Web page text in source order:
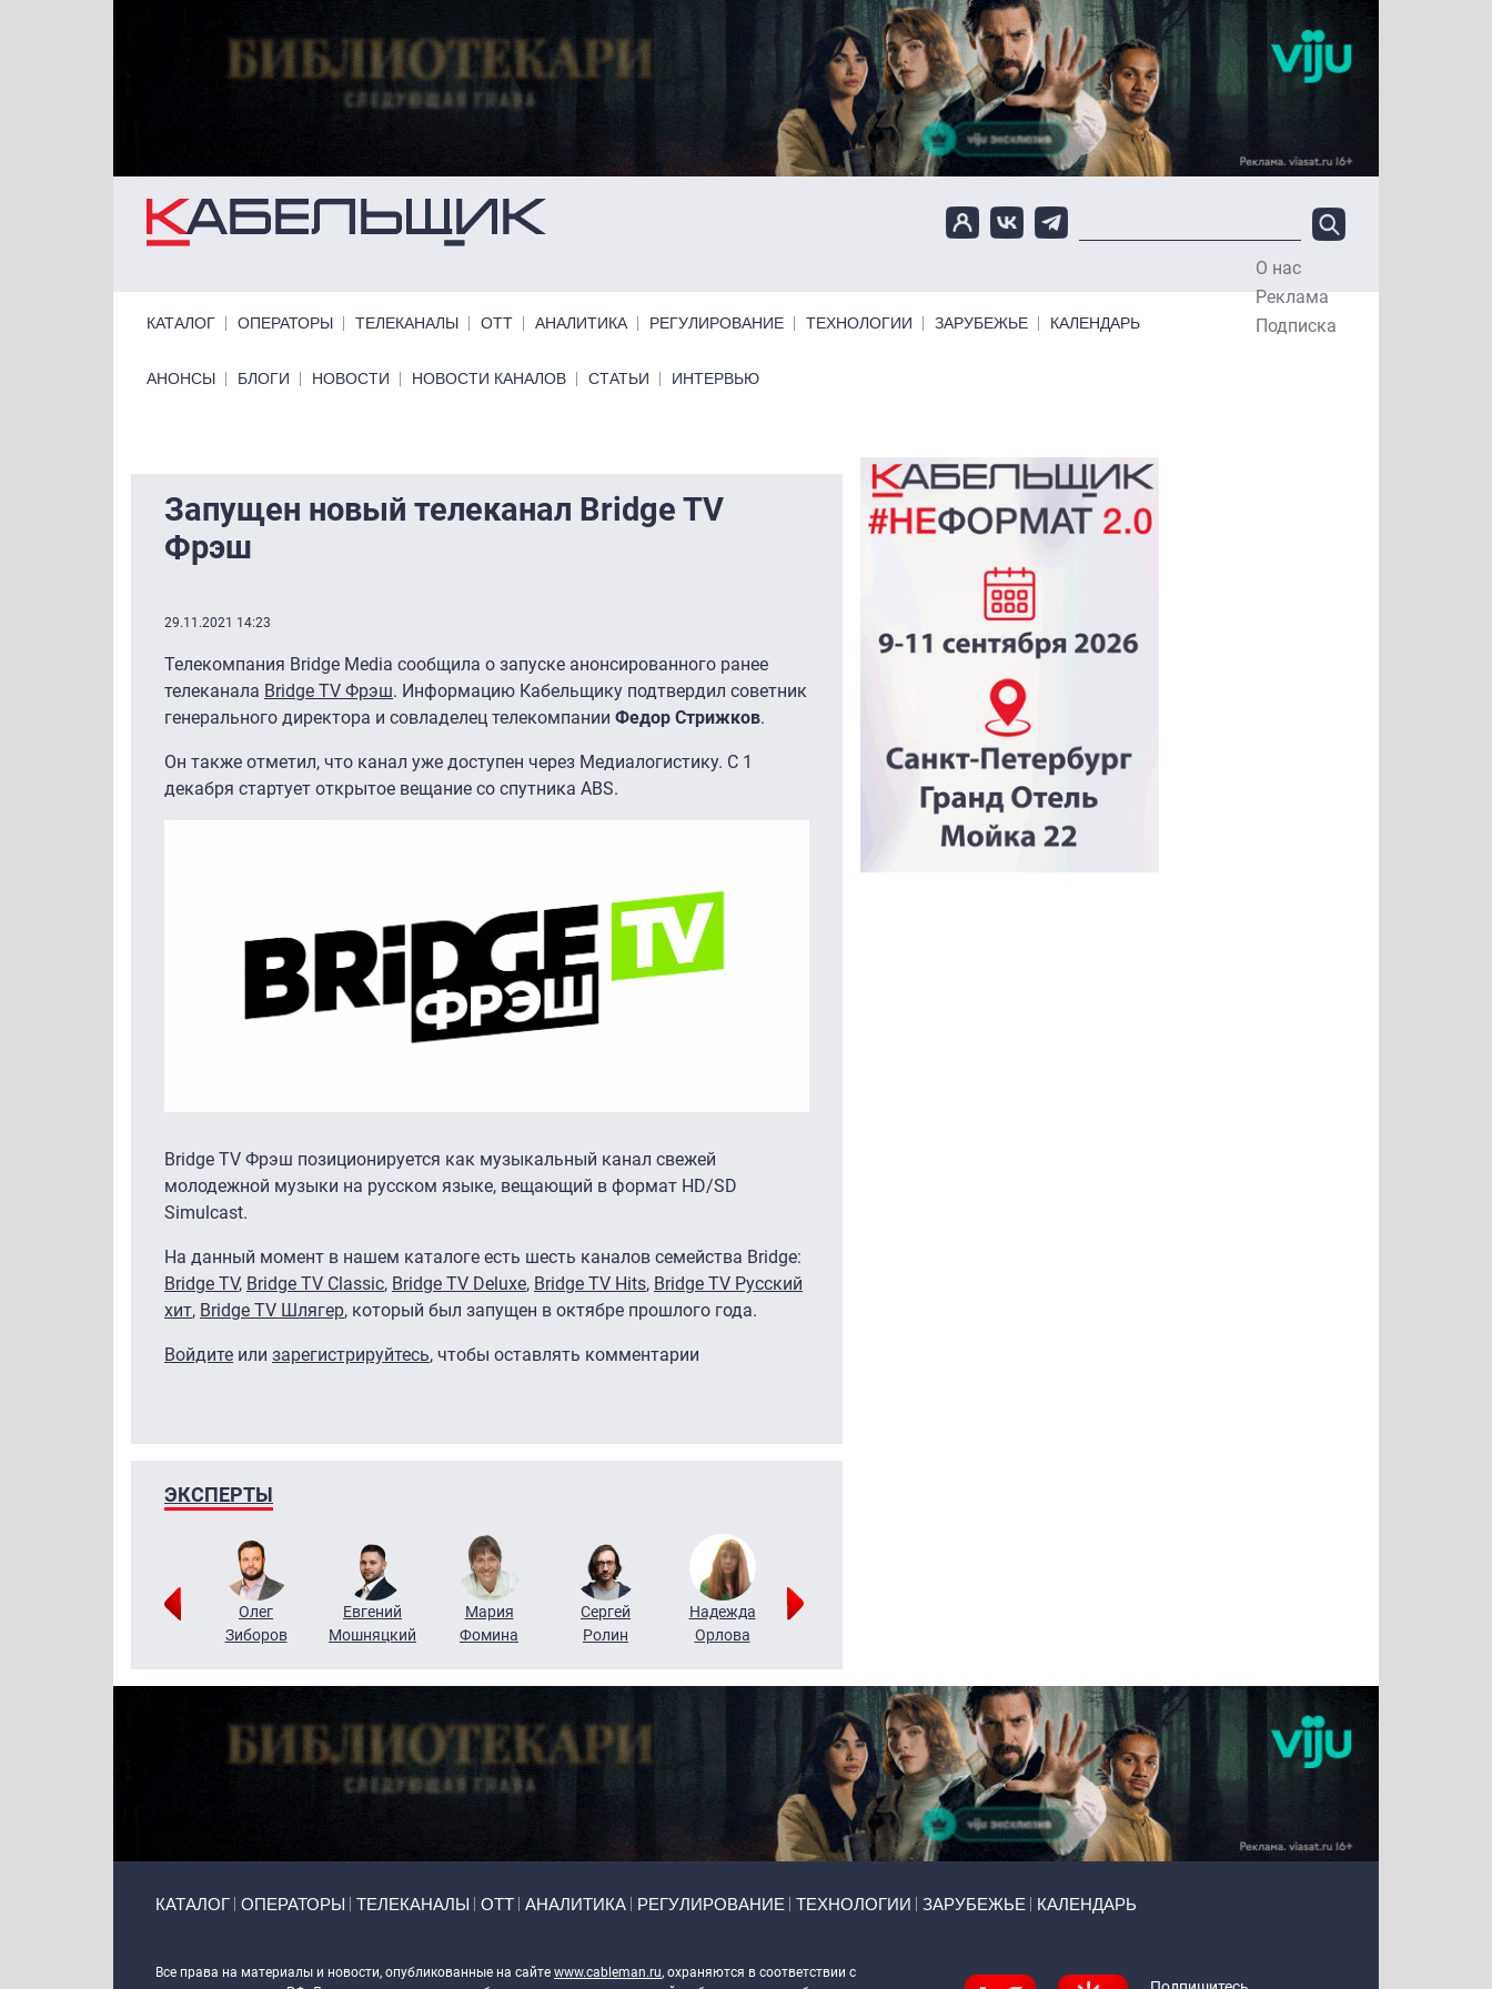
О нас
Реклама
Подписка
КАТАЛОГ ОПЕРАТОРЫ ТЕЛЕКАНАЛЫ ОТТ АНАЛИТИКА РЕГУЛИРОВАНИЕ ТЕХНОЛОГИИ ЗАРУБЕЖЬЕ КАЛЕНДАРЬ
Primary links bottom
АНОНСЫ БЛОГИ НОВОСТИ НОВОСТИ КАНАЛОВ СТАТЬИ ИНТЕРВЬЮ
Запущен новый телеканал Bridge TV
Фрэш
29.11.2021 14:23
Телекомпания Bridge Media сообщила о запуске анонсированного ранее
телеканала Bridge TV Фрэш. Информацию Кабельщику подтвердил советник
генерального директора и совладелец телекомпании Федор Стрижков.
Он также отметил, что канал уже доступен через Медиалогистику. C 1
декабря стартует открытое вещание со спутника ABS.
Bridge TV Фрэш позиционируется как музыкальный канал свежей
молодежной музыки на русском языке, вещающий в формат HD/SD
Simulcast.
На данный момент в нашем каталоге есть шесть каналов семейства Bridge:
Bridge TV, Bridge TV Classic, Bridge TV Deluxe, Bridge TV Hits, Bridge TV Русский
хит, Bridge TV Шлягер, который был запущен в октябре прошлого года.
Войдите или зарегистрируйтесь, чтобы оставлять комментарии
ЭКСПЕРТЫ
Григорий
Олег
Зиборов
Евгений
Мошняцкий
Мария
Фомина
Сергей
Ролин
Надежда
Орлова
КАТАЛОГ ОПЕРАТОРЫ ТЕЛЕКАНАЛЫ ОТТ АНАЛИТИКА РЕГУЛИРОВАНИЕ ТЕХНОЛОГИИ ЗАРУБЕЖЬЕ КАЛЕНДАРЬ
Все права на материалы и новости, опубликованные на сайте www.cableman.ru, охраняются в соответствии с